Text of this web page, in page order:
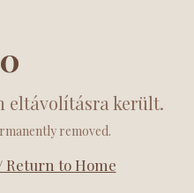
eltávolításra került.
removed.
Return to Home